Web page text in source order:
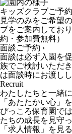
キッズクラブご予約
見学のみをご希望
ブをご案内してお
約・参加費無料）
面談ご予約 ›
面談は必ず入園を
族でご検討いただ
は面談時にお渡し
Recruit
わたしたちと一緒
「あたたかい心」
ぴっころ保育園で
たちの成長を見守
「求人情報」を見る